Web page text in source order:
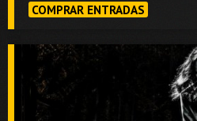
COMPRAR ENTRADAS